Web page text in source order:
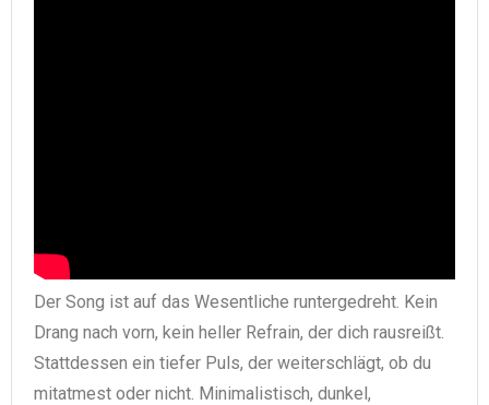
Der Song ist auf das Wesentliche runtergedreht. Kein
Drang nach vorn, kein heller Refrain, der dich rausreißt.
Stattdessen ein tiefer Puls, der weiterschlägt, ob du
mitatmest oder nicht. Minimalistisch, dunkel,